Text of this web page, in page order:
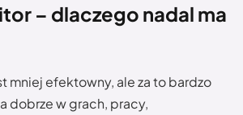
– dlaczego nadal ma
mniej efektowny, ale za to bardzo
dobrze w grach, pracy,